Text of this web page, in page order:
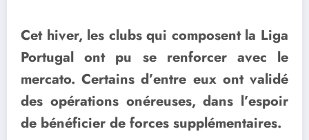
Cet hiver, les clubs qui composent la Liga
Portugal ont pu se renforcer avec le
mercato. Certains d’entre eux ont validé
des opérations onéreuses, dans l’espoir
de bénéficier de forces supplémentaires.